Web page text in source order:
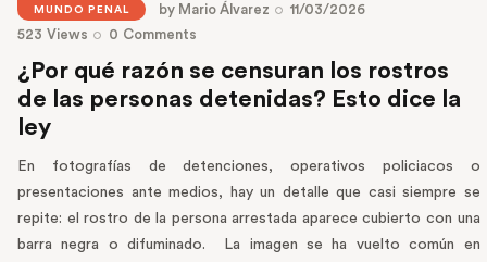
MUNDO PENAL by Mario Álvarez
11/03/2026
523 Views 0 Comments
¿Por qué razón se censuran los rostros
de las personas detenidas? Esto dice la
ley
En fotografías de detenciones, operativos policiacos o
presentaciones ante medios, hay un detalle que casi siempre se
repite: el rostro de la persona arrestada aparece cubierto con una
barra negra o difuminado. La imagen se ha vuelto común en